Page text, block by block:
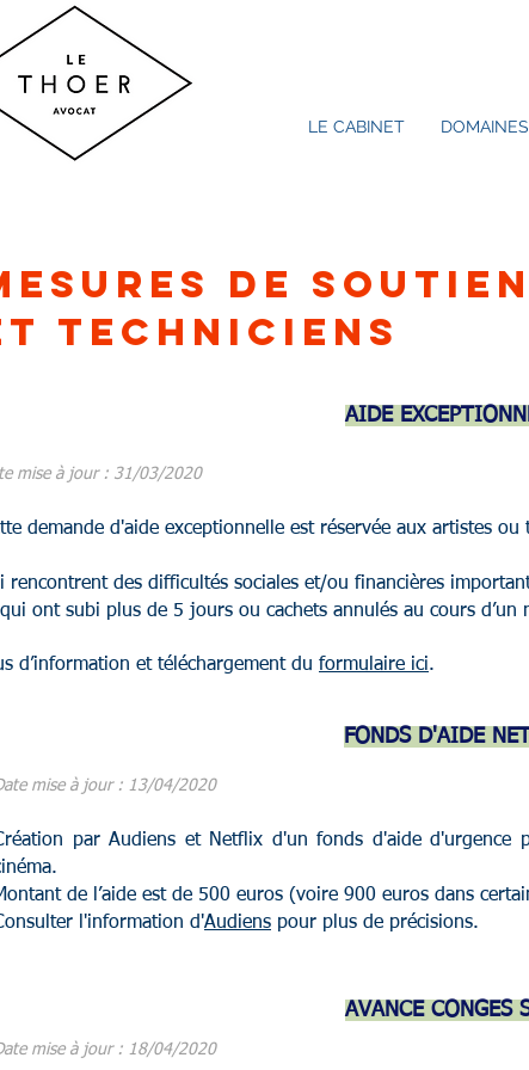
LE CABINET
DE
TECHNICIENS
AIDE
mise à jour : 31/03/2020
demande d'aide exceptionnelle est réservée aux artistes
rencontrent des difficultés sociales et/ou financières
ont subi plus de 5 jours ou cachets annulés au cours d’un
d’information et téléchargement du formulaire ici.
FONDS D'AIDE
mise à jour : 13/04/2020
par Audiens et Netflix d'un fonds d'aide d'urgence
de l’aide est de 500 euros (voire 900 euros dans
l'information d'Audiens pour plus de précisions.
AVANCE CONGES
mise à jour : 18/04/2020